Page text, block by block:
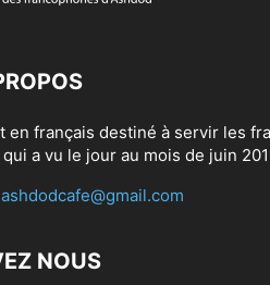
en français destiné à servir les
a vu le jour au mois de juin
ashdodcafe@gmail.com
NOUS